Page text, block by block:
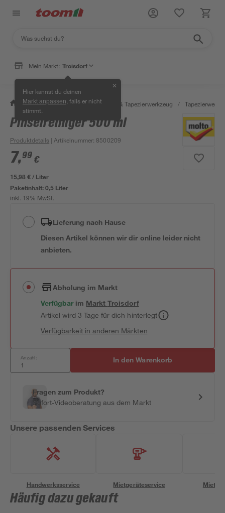
Mein Markt: Troisdorf
Hier kannst du deinen
Markt anpassen , falls er nicht
stimmt.
✕
/ Wohnen & Haushalt / Tapeten & Tapezierwerkzeug /
Pinselreiniger 500 ml
Produktdetails | Artikelnummer: 8500209
7,99 €
15,98 € / Liter
Paketinhalt:0,5 Liter
inkl. 19% MwSt.
Lieferung nach Hause
Diesen Artikel können wir dir online leider nicht
anbieten.
Abholung im Markt
Verfügbar im MarktTroisdorf
Artikel wird 3 Tage für dich hinterlegt
Verfügbarkeit in anderen Märkten
Anzahl: In den Warenkorb
Fragen zum Produkt?
Sofort-Videoberatung aus dem Markt
Unsere passenden Services
Handwerksservice Mietgeräteservice
Häufig dazu gekauft